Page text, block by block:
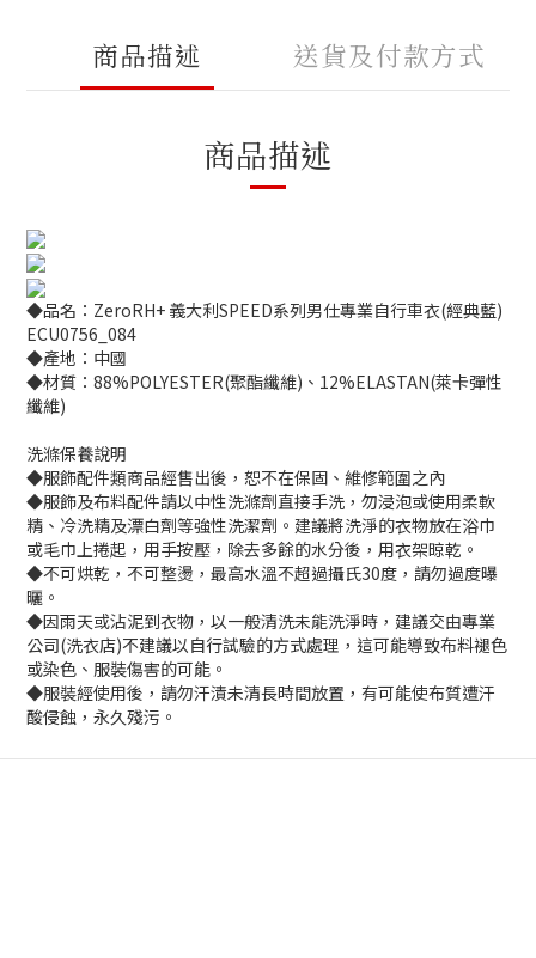
商品描述 送貨及付款方式
商品描述
◆品名：ZeroRH+ 義大利SPEED系列男仕專業自行車衣(經典藍)
ECU0756_084
◆產地：中國
◆材質：88%POLYESTER(聚酯纖維)、12%ELASTAN(萊卡彈性
纖維)
洗滌保養說明
◆服飾配件類商品經售出後，恕不在保固、維修範圍之內
◆服飾及布料配件請以中性洗滌劑直接手洗，勿浸泡或使用柔軟
精、冷洗精及漂白劑等強性洗潔劑。建議將洗淨的衣物放在浴巾
或毛巾上捲起，用手按壓，除去多餘的水分後，用衣架晾乾。
◆不可烘乾，不可整燙，最高水溫不超過攝氏30度，請勿過度曝
曬。
◆因雨天或沾泥到衣物，以一般清洗未能洗淨時，建議交由專業
公司(洗衣店)不建議以自行試驗的方式處理，這可能導致布料褪色
或染色、服裝傷害的可能。
◆服裝經使用後，請勿汗漬未清長時間放置，有可能使布質遭汗
酸侵蝕，永久殘污。